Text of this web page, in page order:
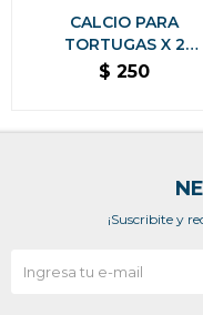
CALCIO PARA
TORTUGAS X 2
UNIDADES
$ 250
¡Suscribite y